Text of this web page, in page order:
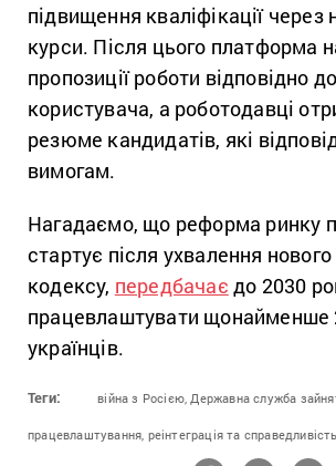
підвищення кваліфікації через
курси. Після цього платформа
пропозиції роботи відповідно
користувача, а роботодавці
резюме кандидатів, які
вимогам.
Нагадаємо, що реформа ринку
стартує після ухвалення
кодексу, передбачає до 2030
працевлаштувати щонайменше
українців.
Теги: війна з Росією, Державна служба
працевлаштування, реінтеграція та справедливість